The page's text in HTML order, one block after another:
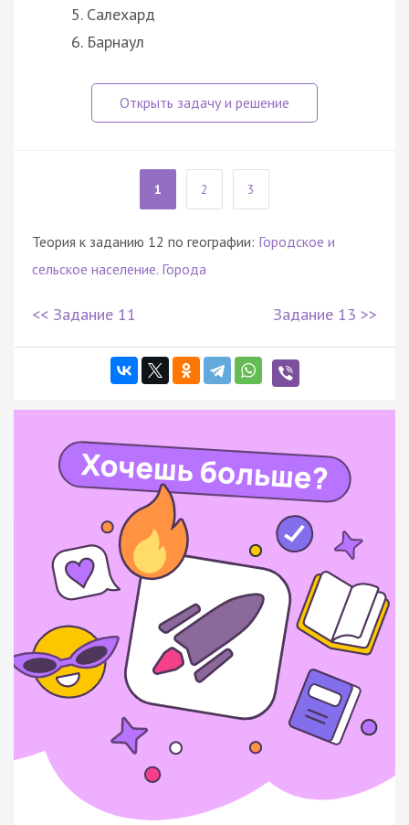
Салехард
Барнаул
1 2 3
Теория к заданию 12 по географии: Городское и
сельское население. Города
<< Задание 11 Задание 13 >>